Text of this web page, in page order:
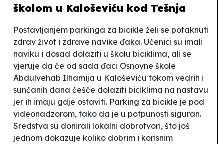
školom u Kaloševiću kod Tešnja
Postavljanjem parkinga za bicikle želi se potaknuti
zdrav život i zdrave navike đaka. Učenici su imali
naviku i dosad dolaziti u školu biciklima, ali se
vjeruje da će od sada đaci Osnovne škole
Abdulvehab Ilhamija u Kaloševiću tokom vedrih i
sunčanih dana češće dolaziti biciklima na nastavu
jer ih imaju gdje ostaviti. Parking za bicikle je pod
videonadzorom, tako da je u potpunosti siguran.
Sredstva su donirali lokalni dobrotvori, što još
jednom dokazuje koliko dobrim i korisnim